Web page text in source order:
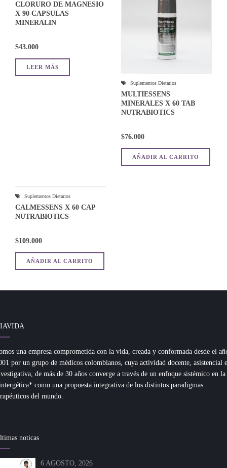
CLORURO DE MAGNESIO
X 90 CAPSULAS
MINERALIN
$43.000
LEER MÁS
Suplementos Dietarios
MULTIESSENS
MINERALES X 60 TAB
NUTRABIOTICS
$76.000
AÑADIR AL CARRITO
Suplementos Dietarios
CALMESSENS X 60 CAP
NUTRABIOTICS
$109.000
AÑADIR AL CARRITO
una empresa comprometida con la vida, creada y conformada desde el
por un grupo de médicos colombianos, cuya actividad docente, asistencial e
de más de 30 años converge a través de un enfoque sistémico en la
como una propuesta integrativa de los distintos paradigmas
del mundo.
noticas
6 AGOSTO, 2026